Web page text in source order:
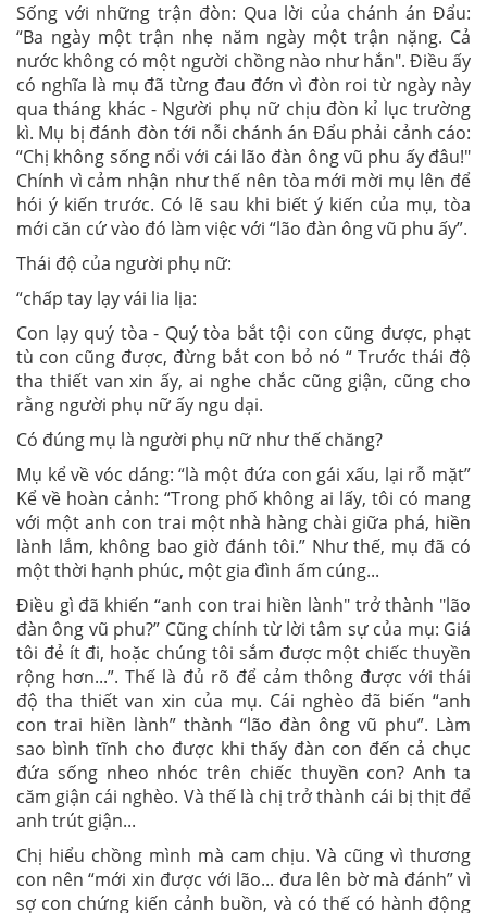
Sống với những trận đòn: Qua lời của chánh án Đẩu:
“Ba ngày một trận nhẹ năm ngày một trận nặng. Cả
nước không có một người chồng nào như hắn". Điều ấy
có nghĩa là mụ đã từng đau đớn vì đòn roi từ ngày này
qua tháng khác - Người phụ nữ chịu đòn kỉ lục trường
kì. Mụ bị đánh đòn tới nỗi chánh án Đẩu phải cảnh cáo:
“Chị không sống nổi với cái lão đàn ông vũ phu ấy đâu!"
Chính vì cảm nhận như thế nên tòa mới mời mụ lên để
hói ý kiến trước. Có lẽ sau khi biết ý kiến của mụ, tòa
mới căn cứ vào đó làm việc với “lão đàn ông vũ phu ấy”.
Thái độ của người phụ nữ:
“chấp tay lạy vái lia lịa:
Con lạy quý tòa - Quý tòa bắt tội con cũng được, phạt
tù con cũng được, đừng bắt con bỏ nó “ Trước thái độ
tha thiết van xin ấy, ai nghe chắc cũng giận, cũng cho
rằng người phụ nữ ấy ngu dại.
Có đúng mụ là người phụ nữ như thế chăng?
Mụ kể về vóc dáng: “là một đứa con gái xấu, lại rỗ mặt”
Kể về hoàn cảnh: “Trong phố không ai lấy, tôi có mang
với một anh con trai một nhà hàng chài giữa phá, hiền
lành lắm, không bao giờ đánh tôi.” Như thế, mụ đã có
một thời hạnh phúc, một gia đình ấm cúng...
Điều gì đã khiến “anh con trai hiền lành" trở thành "lão
đàn ông vũ phu?” Cũng chính từ lời tâm sự của mụ: Giá
tôi đẻ ít đi, hoặc chúng tôi sắm được một chiếc thuyền
rộng hơn...”. Thế là đủ rõ để cảm thông được với thái
độ tha thiết van xin của mụ. Cái nghèo đã biến “anh
con trai hiền lành” thành “lão đàn ông vũ phu”. Làm
sao bình tĩnh cho được khi thấy đàn con đến cả chục
đứa sống nheo nhóc trên chiếc thuyền con? Anh ta
căm giận cái nghèo. Và thế là chị trở thành cái bị thịt để
anh trút giận...
Chị hiểu chồng mình mà cam chịu. Và cũng vì thương
con nên “mới xin được với lão... đưa lên bờ mà đánh” vì
sợ con chứng kiến cảnh buồn, và có thế có hành động